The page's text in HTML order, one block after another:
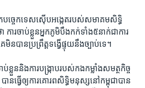
ច្ចេកទេស​ស៊ើប​អង្កេត​របស់​សមាគម​សិទ្ធិ​
ារ​ចាប់​ខ្លួន​អ្នក​ភូមិ​បឹងកក់​ទាំង​៥​នាក់​ជា​ការ​
បាន​ប្រព្រឹត្ត​ទង្វើ​ផ្ទុយ​នឹង​ច្បាប់​ទេ។​
លួន​និង​ការ​បង្ក្រាប​របស់​កង​កម្លាំង​សមត្ថកិច្ច​
បាន​ធ្វើ​ឲ្យ​ការ​គោរព​សិទ្ធិ​មនុស្ស​នៅ​កម្ពុជា​បាន​